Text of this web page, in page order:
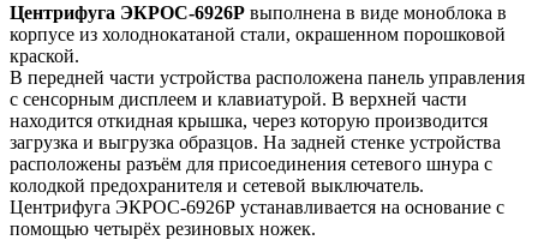
Центрифуга ЭКРОС-6926Р выполнена в виде моноблока в
корпусе из холоднокатаной стали, окрашенном порошковой
краской.
В передней части устройства расположена панель управления
с сенсорным дисплеем и клавиатурой. В верхней части
находится откидная крышка, через которую производится
загрузка и выгрузка образцов. На задней стенке устройства
расположены разъём для присоединения сетевого шнура с
колодкой предохранителя и сетевой выключатель.
Центрифуга ЭКРОС-6926Р устанавливается на основание с
помощью четырёх резиновых ножек.